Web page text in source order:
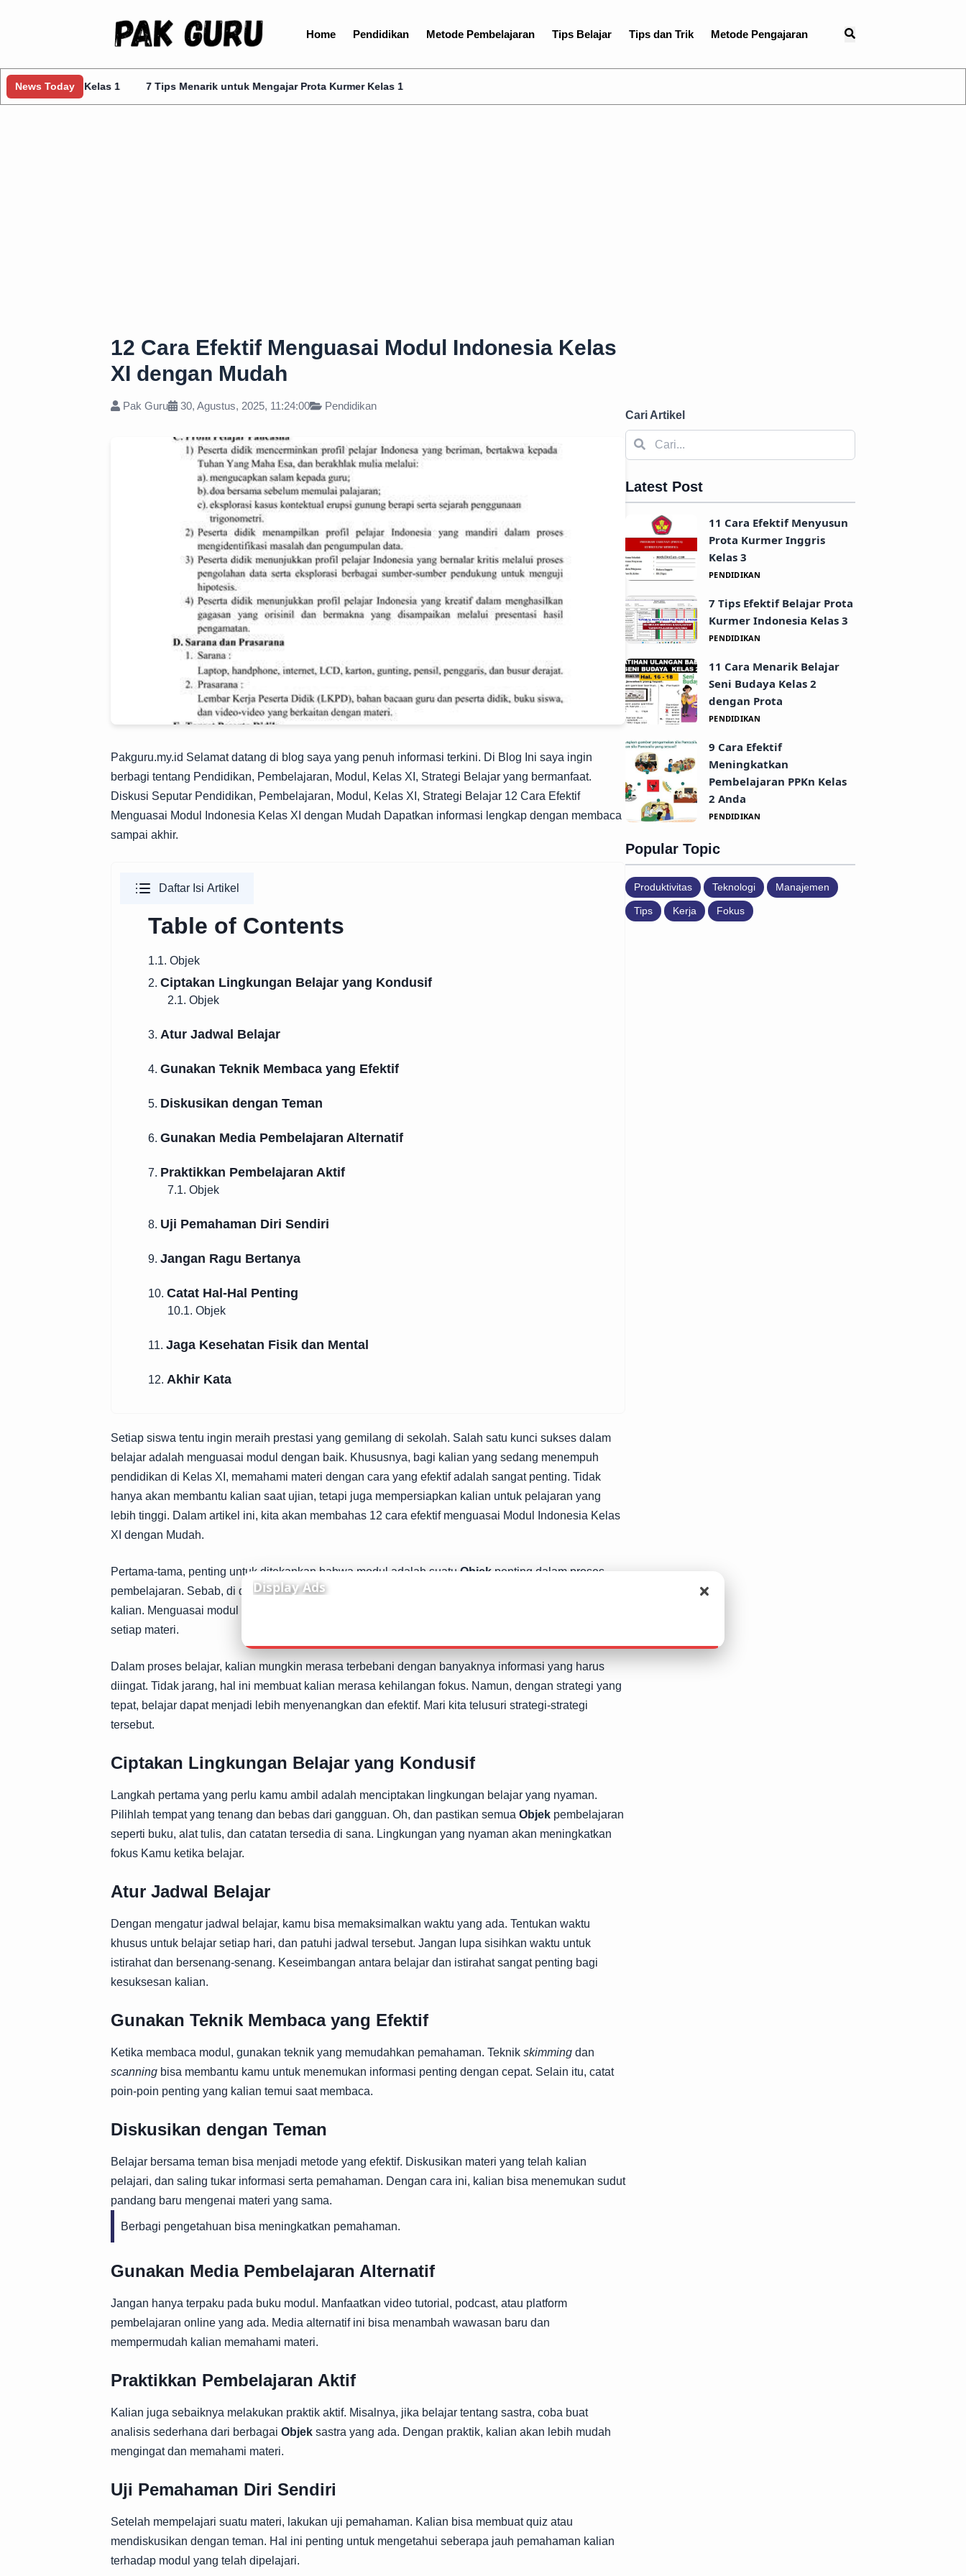
Home Pendidikan Metode Pembelajaran Tips Belajar Tips dan Trik Metode Pengajaran
News Today
Kelas 1 7 Tips Menarik untuk Mengajar Prota Kurmer Kelas 1
12 Cara Efektif Menguasai Modul Indonesia Kelas
XI dengan Mudah
Pak Guru 30, Agustus, 2025, 11:24:00 Pendidikan
Pakguru.my.id Selamat datang di blog saya yang penuh informasi terkini. Di Blog Ini saya ingin
berbagi tentang Pendidikan, Pembelajaran, Modul, Kelas XI, Strategi Belajar yang bermanfaat.
Diskusi Seputar Pendidikan, Pembelajaran, Modul, Kelas XI, Strategi Belajar 12 Cara Efektif
Menguasai Modul Indonesia Kelas XI dengan Mudah Dapatkan informasi lengkap dengan membaca
sampai akhir.
Daftar Isi Artikel
Table of Contents
1.1. Objek
2. Ciptakan Lingkungan Belajar yang Kondusif
2.1. Objek
3. Atur Jadwal Belajar
4. Gunakan Teknik Membaca yang Efektif
5. Diskusikan dengan Teman
6. Gunakan Media Pembelajaran Alternatif
7. Praktikkan Pembelajaran Aktif
7.1. Objek
8. Uji Pemahaman Diri Sendiri
9. Jangan Ragu Bertanya
10. Catat Hal-Hal Penting
10.1. Objek
11. Jaga Kesehatan Fisik dan Mental
12. Akhir Kata
Setiap siswa tentu ingin meraih prestasi yang gemilang di sekolah. Salah satu kunci sukses dalam
belajar adalah menguasai modul dengan baik. Khususnya, bagi kalian yang sedang menempuh
pendidikan di Kelas XI, memahami materi dengan cara yang efektif adalah sangat penting. Tidak
hanya akan membantu kalian saat ujian, tetapi juga mempersiapkan kalian untuk pelajaran yang
lebih tinggi. Dalam artikel ini, kita akan membahas 12 cara efektif menguasai Modul Indonesia Kelas
XI dengan Mudah.
Pertama-tama, penting untuk ditekankan bahwa modul adalah suatu Objek penting dalam proses
pembelajaran. Sebab, di dalamnya terdapat berbagai informasi yang akan mendukung pemahaman
kalian. Menguasai modul bukan sekedar membaca, tetapi juga memahami konteks dan aplikasi dari
setiap materi.
Dalam proses belajar, kalian mungkin merasa terbebani dengan banyaknya informasi yang harus
diingat. Tidak jarang, hal ini membuat kalian merasa kehilangan fokus. Namun, dengan strategi yang
tepat, belajar dapat menjadi lebih menyenangkan dan efektif. Mari kita telusuri strategi-strategi
tersebut.
Ciptakan Lingkungan Belajar yang Kondusif
Langkah pertama yang perlu kamu ambil adalah menciptakan lingkungan belajar yang nyaman.
Pilihlah tempat yang tenang dan bebas dari gangguan. Oh, dan pastikan semua Objek pembelajaran
seperti buku, alat tulis, dan catatan tersedia di sana. Lingkungan yang nyaman akan meningkatkan
fokus Kamu ketika belajar.
Atur Jadwal Belajar
Dengan mengatur jadwal belajar, kamu bisa memaksimalkan waktu yang ada. Tentukan waktu
khusus untuk belajar setiap hari, dan patuhi jadwal tersebut. Jangan lupa sisihkan waktu untuk
istirahat dan bersenang-senang. Keseimbangan antara belajar dan istirahat sangat penting bagi
kesuksesan kalian.
Gunakan Teknik Membaca yang Efektif
Ketika membaca modul, gunakan teknik yang memudahkan pemahaman. Teknik skimming dan
scanning bisa membantu kamu untuk menemukan informasi penting dengan cepat. Selain itu, catat
poin-poin penting yang kalian temui saat membaca.
Diskusikan dengan Teman
Belajar bersama teman bisa menjadi metode yang efektif. Diskusikan materi yang telah kalian
pelajari, dan saling tukar informasi serta pemahaman. Dengan cara ini, kalian bisa menemukan sudut
pandang baru mengenai materi yang sama.
Berbagi pengetahuan bisa meningkatkan pemahaman.
Gunakan Media Pembelajaran Alternatif
Jangan hanya terpaku pada buku modul. Manfaatkan video tutorial, podcast, atau platform
pembelajaran online yang ada. Media alternatif ini bisa menambah wawasan baru dan
mempermudah kalian memahami materi.
Praktikkan Pembelajaran Aktif
Kalian juga sebaiknya melakukan praktik aktif. Misalnya, jika belajar tentang sastra, coba buat
analisis sederhana dari berbagai Objek sastra yang ada. Dengan praktik, kalian akan lebih mudah
mengingat dan memahami materi.
Uji Pemahaman Diri Sendiri
Setelah mempelajari suatu materi, lakukan uji pemahaman. Kalian bisa membuat quiz atau
mendiskusikan dengan teman. Hal ini penting untuk mengetahui seberapa jauh pemahaman kalian
terhadap modul yang telah dipelajari.
Cari Artikel
Latest Post
11 Cara Efektif Menyusun
Prota Kurmer Inggris
Kelas 3
PENDIDIKAN
7 Tips Efektif Belajar Prota
Kurmer Indonesia Kelas 3
PENDIDIKAN
11 Cara Menarik Belajar
Seni Budaya Kelas 2
dengan Prota
PENDIDIKAN
9 Cara Efektif
Meningkatkan
Pembelajaran PPKn Kelas
2 Anda
PENDIDIKAN
Popular Topic
Produktivitas Teknologi Manajemen
Tips Kerja Fokus